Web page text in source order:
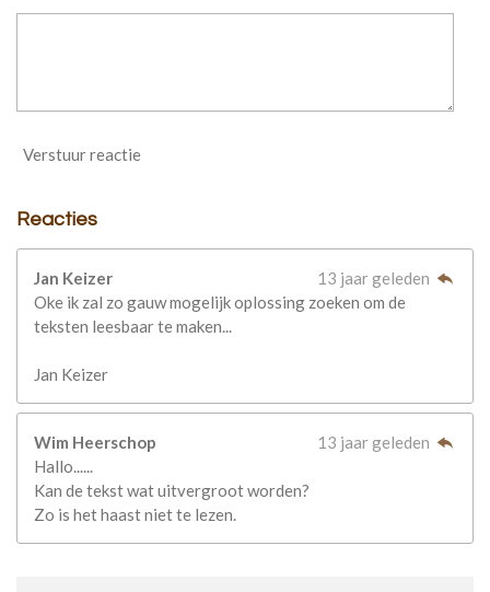
Verstuur reactie
Reacties
Jan Keizer
13 jaar geleden
Oke ik zal zo gauw mogelijk oplossing zoeken om de
teksten leesbaar te maken...
Jan Keizer
Wim Heerschop
13 jaar geleden
Hallo......
Kan de tekst wat uitvergroot worden?
Zo is het haast niet te lezen.